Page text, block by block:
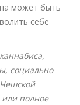
может быть
себе
социально
или полное